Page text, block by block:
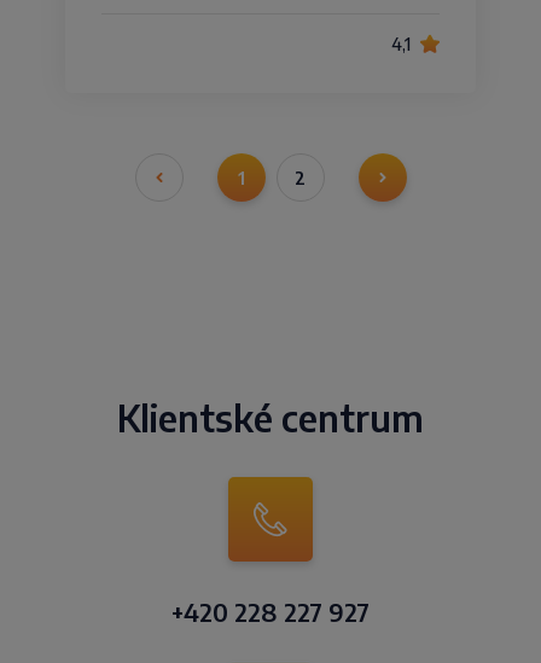
4,1
1 2
Klientské centrum
+420 228 227 927